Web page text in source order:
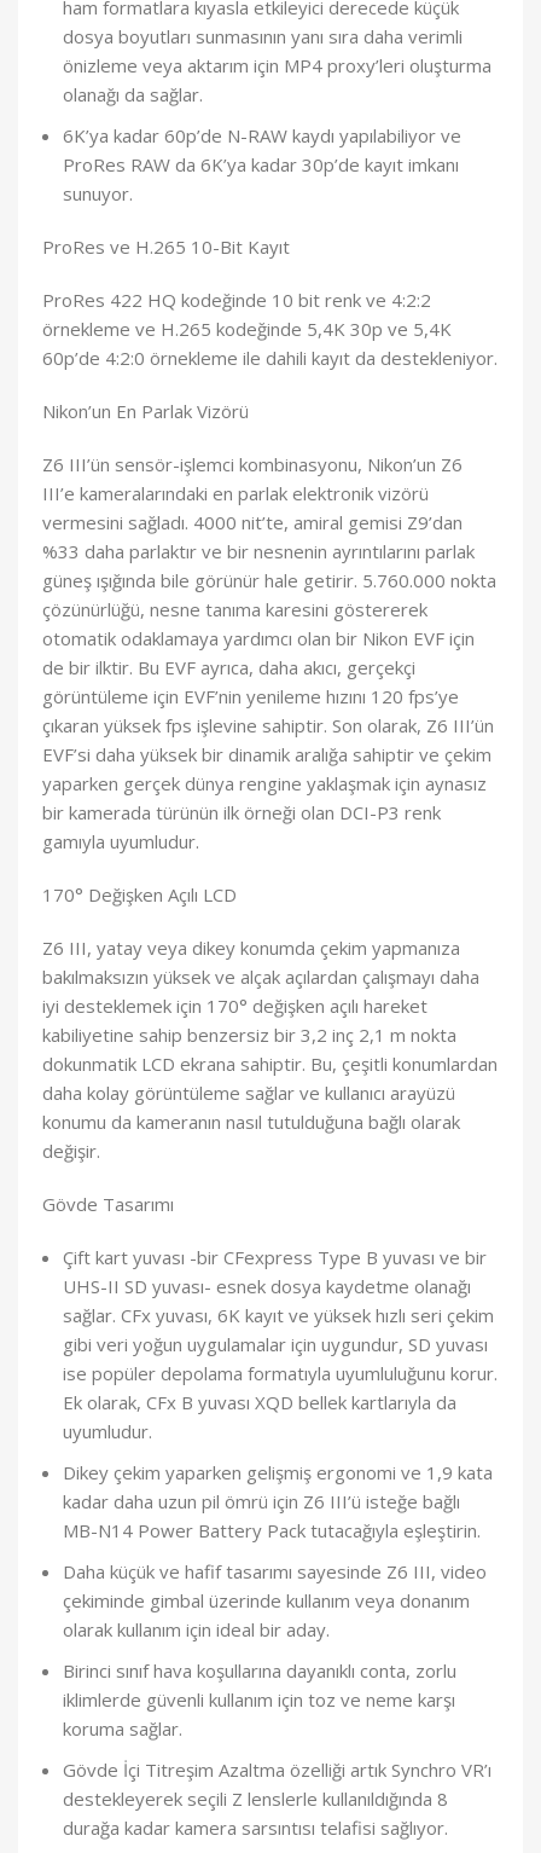
ham formatlara kıyasla etkileyici derecede küçük
dosya boyutları sunmasının yanı sıra daha verimli
önizleme veya aktarım için MP4 proxy’leri oluşturma
olanağı da sağlar.
6K’ya kadar 60p’de N-RAW kaydı yapılabiliyor ve
ProRes RAW da 6K’ya kadar 30p’de kayıt imkanı
sunuyor.
ProRes ve H.265 10-Bit Kayıt
ProRes 422 HQ kodeğinde 10 bit renk ve 4:2:2
örnekleme ve H.265 kodeğinde 5,4K 30p ve 5,4K
60p’de 4:2:0 örnekleme ile dahili kayıt da destekleniyor.
Nikon’un En Parlak Vizörü
Z6 III’ün sensör-işlemci kombinasyonu, Nikon’un Z6
III’e kameralarındaki en parlak elektronik vizörü
vermesini sağladı. 4000 nit’te, amiral gemisi Z9’dan
%33 daha parlaktır ve bir nesnenin ayrıntılarını parlak
güneş ışığında bile görünür hale getirir. 5.760.000 nokta
çözünürlüğü, nesne tanıma karesini göstererek
otomatik odaklamaya yardımcı olan bir Nikon EVF için
de bir ilktir. Bu EVF ayrıca, daha akıcı, gerçekçi
görüntüleme için EVF’nin yenileme hızını 120 fps’ye
çıkaran yüksek fps işlevine sahiptir. Son olarak, Z6 III’ün
EVF’si daha yüksek bir dinamik aralığa sahiptir ve çekim
yaparken gerçek dünya rengine yaklaşmak için aynasız
bir kamerada türünün ilk örneği olan DCI-P3 renk
gamıyla uyumludur.
170° Değişken Açılı LCD
Z6 III, yatay veya dikey konumda çekim yapmanıza
bakılmaksızın yüksek ve alçak açılardan çalışmayı daha
iyi desteklemek için 170° değişken açılı hareket
kabiliyetine sahip benzersiz bir 3,2 inç 2,1 m nokta
dokunmatik LCD ekrana sahiptir. Bu, çeşitli konumlardan
daha kolay görüntüleme sağlar ve kullanıcı arayüzü
konumu da kameranın nasıl tutulduğuna bağlı olarak
değişir.
Gövde Tasarımı
Çift kart yuvası -bir CFexpress Type B yuvası ve bir
UHS-II SD yuvası- esnek dosya kaydetme olanağı
sağlar. CFx yuvası, 6K kayıt ve yüksek hızlı seri çekim
gibi veri yoğun uygulamalar için uygundur, SD yuvası
ise popüler depolama formatıyla uyumluluğunu korur.
Ek olarak, CFx B yuvası XQD bellek kartlarıyla da
uyumludur.
Dikey çekim yaparken gelişmiş ergonomi ve 1,9 kata
kadar daha uzun pil ömrü için Z6 III’ü isteğe bağlı
MB-N14 Power Battery Pack tutacağıyla eşleştirin.
Daha küçük ve hafif tasarımı sayesinde Z6 III, video
çekiminde gimbal üzerinde kullanım veya donanım
olarak kullanım için ideal bir aday.
Birinci sınıf hava koşullarına dayanıklı conta, zorlu
iklimlerde güvenli kullanım için toz ve neme karşı
koruma sağlar.
Gövde İçi Titreşim Azaltma özelliği artık Synchro VR’ı
destekleyerek seçili Z lenslerle kullanıldığında 8
durağa kadar kamera sarsıntısı telafisi sağlıyor.